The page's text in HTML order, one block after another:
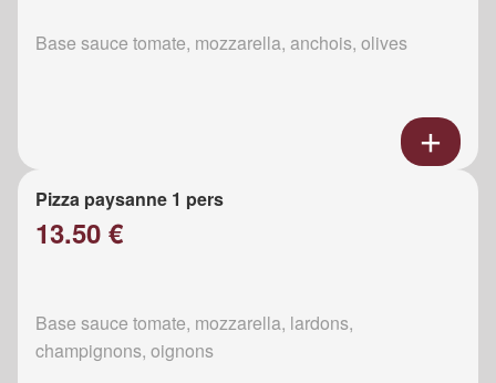
Base sauce tomate, mozzarella, anchois, olives
Pizza paysanne 1 pers
13.50 €
Base sauce tomate, mozzarella, lardons,
champignons, oignons